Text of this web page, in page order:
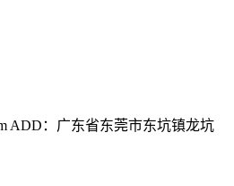
ADD：广东省东莞市东坑镇龙坑